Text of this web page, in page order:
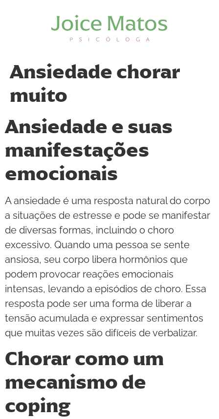
Ansiedade chorar
muito
Ansiedade e suas
manifestações
emocionais
A ansiedade é uma resposta natural do corpo
a situações de estresse e pode se manifestar
de diversas formas, incluindo o choro
excessivo. Quando uma pessoa se sente
ansiosa, seu corpo libera hormônios que
podem provocar reações emocionais
intensas, levando a episódios de choro. Essa
resposta pode ser uma forma de liberar a
tensão acumulada e expressar sentimentos
que muitas vezes são difíceis de verbalizar.
Chorar como um
mecanismo de
coping